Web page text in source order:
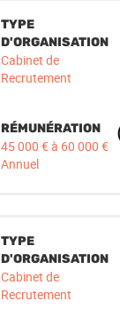
TYPE
D'ORGANISATION
Cabinet de
Recrutement
RÉMUNÉRATION
45 000 € à 60 000 €
Annuel
TYPE
D'ORGANISATION
Cabinet de
Recrutement